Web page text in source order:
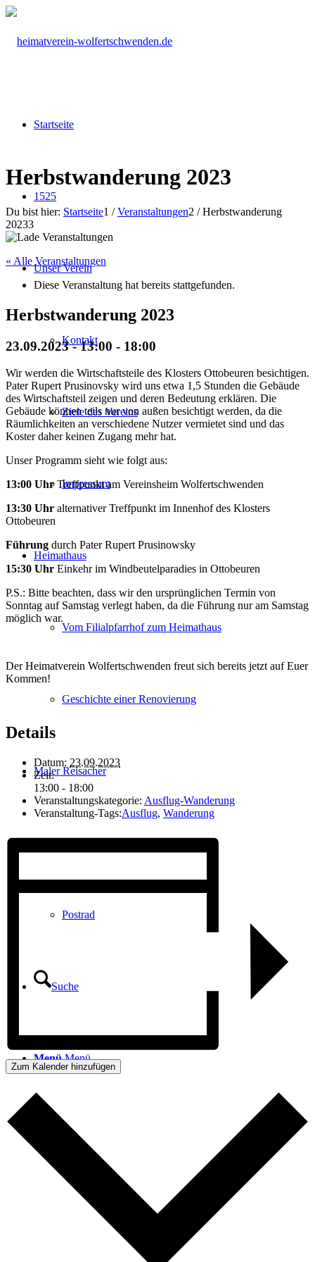
Startseite
1525
Unser Verein
Kontakt
Ziele des Vereins
Impressum
Heimathaus
Vom Filialpfarrhof zum Heimathaus
Geschichte einer Renovierung
Maler Reisacher
Postrad
Suche
Menü Menü
Herbstwanderung 2023
Du bist hier: Startseite1 / Veranstaltungen2 / Herbstwanderung
20233
« Alle Veranstaltungen
Diese Veranstaltung hat bereits stattgefunden.
Herbstwanderung 2023
23.09.2023 - 13:00 - 18:00
Wir werden die Wirtschaftsteile des Klosters Ottobeuren besichtigen.
Pater Rupert Prusinovsky wird uns etwa 1,5 Stunden die Gebäude
des Wirtschaftsteil zeigen und deren Bedeutung erklären. Die
Gebäude können teils nur von außen besichtigt werden, da die
Räumlichkeiten an verschiedene Nutzer vermietet sind und das
Koster daher keinen Zugang mehr hat.
Unser Programm sieht wie folgt aus:
13:00 UhrTreffpunkt am Vereinsheim Wolfertschwenden
13:30 Uhr alternativer Treffpunkt im Innenhof des Klosters
Ottobeuren
Führung durch Pater Rupert Prusinowsky
15:30 Uhr Einkehr im Windbeutelparadies in Ottobeuren
P.S.: Bitte beachten, dass wir den ursprünglichen Termin von
Sonntag auf Samstag verlegt haben, da die Führung nur am Samstag
möglich war.
Der Heimatverein Wolfertschwenden freut sich bereits jetzt auf Euer
Kommen!
Details
Datum: 23.09.2023
Zeit:
13:00 - 18:00
Veranstaltungskategorie: Ausflug-Wanderung
Veranstaltung-Tags:Ausflug, Wanderung
Zum Kalender hinzufügen